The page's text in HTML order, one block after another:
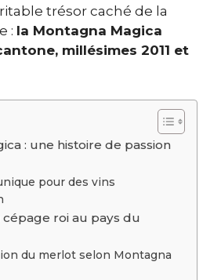
trésor caché de la
: la Montagna Magica
millésimes 2011 et
: une histoire de passion
pour des vins
roi au pays du
du merlot selon Montagna